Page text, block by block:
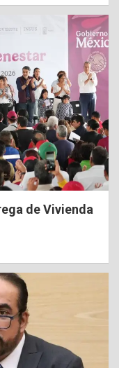
de Vivienda